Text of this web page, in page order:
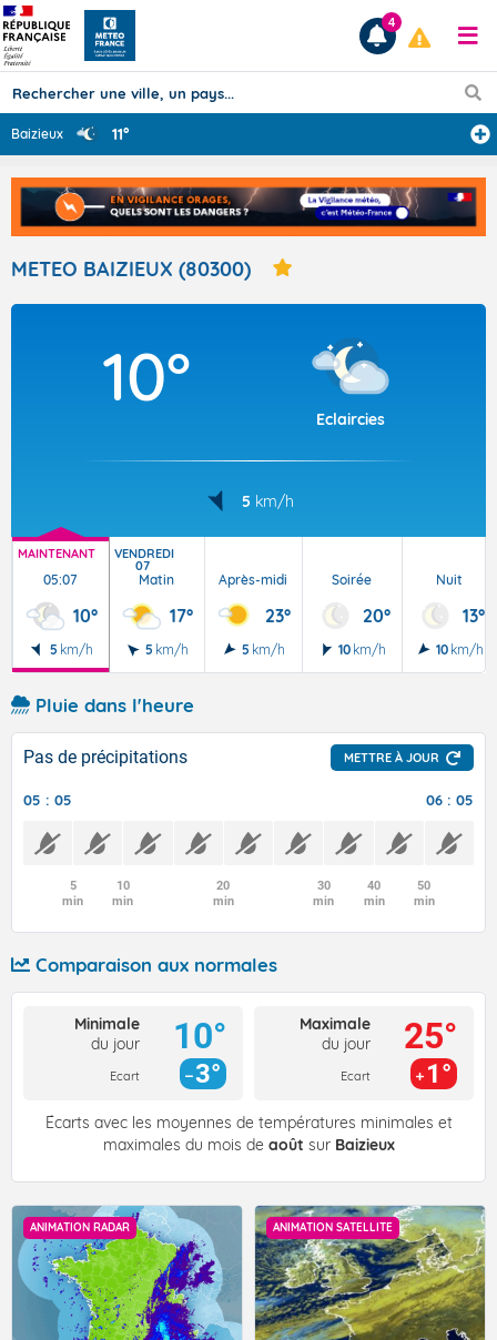
Prévisions
TOUS LES RÉSULTATS
Articles
4
Baizieux 11°
METEO BAIZIEUX (80300)
10°
Eclaircies
5 km/h
MAINTENANT
05:07
10°
5 km/h
VENDREDI
07
Matin
17°
5 km/h
Après-midi
23°
5 km/h
Soirée
20°
10 km/h
Nuit
13°
10 km/h
Pluie dans l'heure
Pas de précipitations METTRE À JOUR
05 : 05 06 : 05
5
min
10
min
20
min
30
min
40
min
50
min
Comparaison aux normales
Minimale
du jour
Ecart
10°
3°
Maximale
du jour
Ecart
25°
1°
Écarts avec les moyennes de températures minimales et
maximales du mois de août sur Baizieux
ANIMATION RADAR ANIMATION SATELLITE